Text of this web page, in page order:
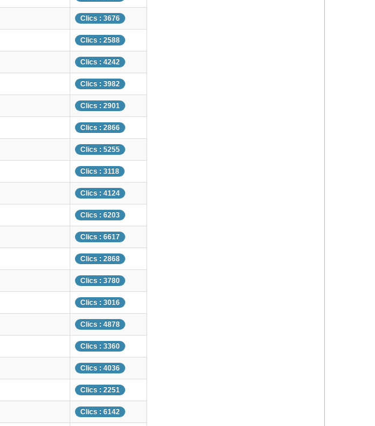
Clics : 3676
Clics : 2588
Clics : 4242
Clics : 3982
Clics : 2901
Clics : 2866
Clics : 5255
Clics : 3118
Clics : 4124
Clics : 6203
Clics : 6617
Clics : 2868
Clics : 3780
Clics : 3016
Clics : 4878
Clics : 3360
Clics : 4036
Clics : 2251
Clics : 6142